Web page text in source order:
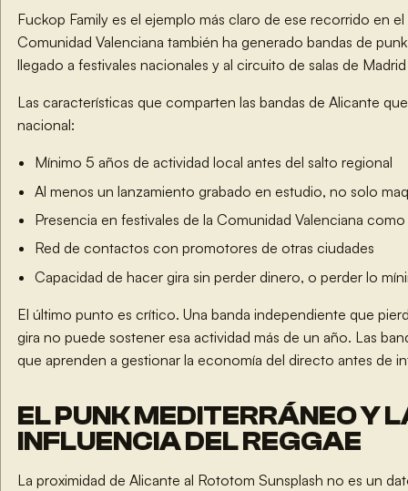
Fuckop Family es el ejemplo más claro de ese recorrido en
Comunidad Valenciana también ha generado bandas de
llegado a festivales nacionales y al circuito de salas de
Las características que comparten las bandas de Alicante
nacional:
Mínimo 5 años de actividad local antes del salto regional
Al menos un lanzamiento grabado en estudio, no solo
Presencia en festivales de la Comunidad Valenciana
Red de contactos con promotores de otras ciudades
Capacidad de hacer gira sin perder dinero, o perder lo
El último punto es crítico. Una banda independiente que
gira no puede sostener esa actividad más de un año. Las
que aprenden a gestionar la economía del directo antes de
EL PUNK MEDITERRÁNEO Y
INFLUENCIA DEL REGGAE
La proximidad de Alicante al Rototom Sunsplash no es un